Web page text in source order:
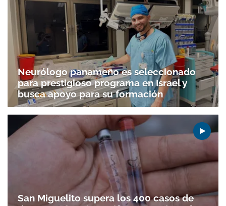
Neurólogo panameño es seleccionado
para prestigioso programa en Israel y
busca apoyo para su formación
San Miguelito supera los 400 casos de